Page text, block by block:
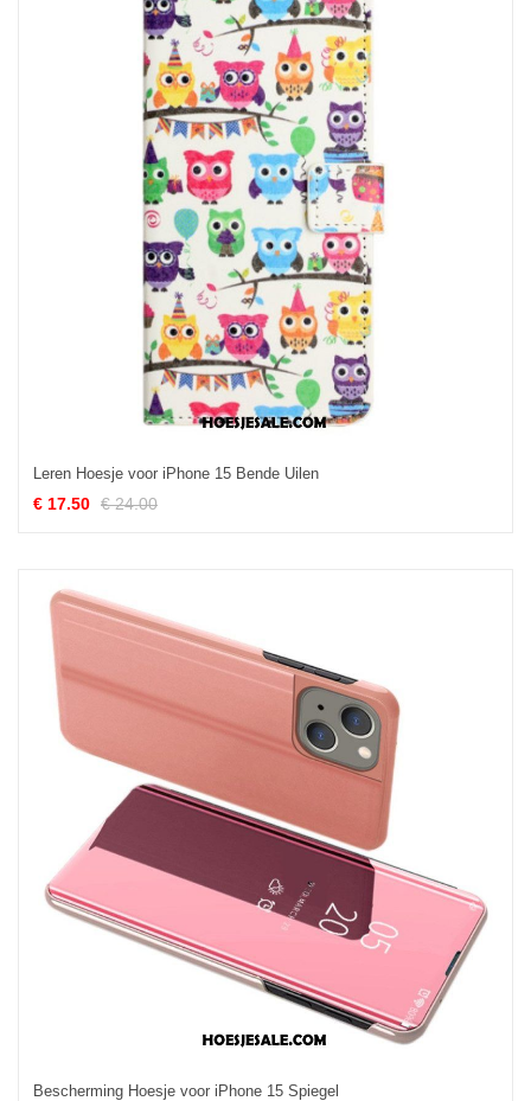
Leren Hoesje voor iPhone 15 Bende Uilen
€ 17.50 € 24.00
Bescherming Hoesje voor iPhone 15 Spiegel